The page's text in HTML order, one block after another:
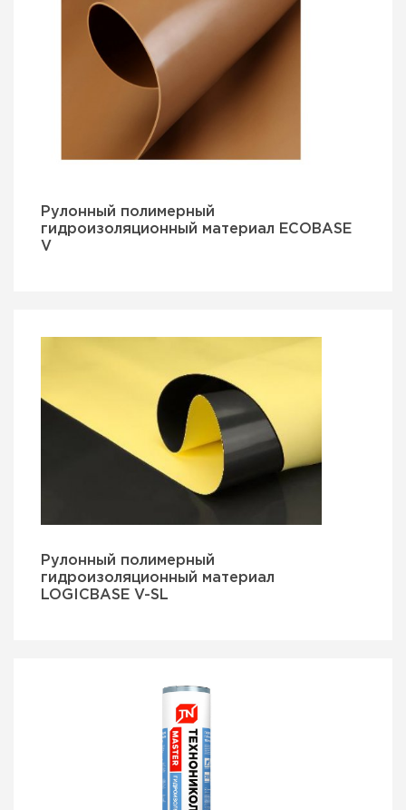
Рулонный полимерный
гидроизоляционный материал ECOBASE
V
Рулонный полимерный
гидроизоляционный материал
LOGICBASE V-SL